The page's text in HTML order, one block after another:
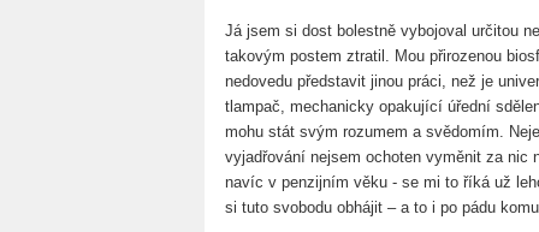
Já jsem si dost bolestně vybojoval určitou
takovým postem ztratil. Mou přirozenou
nedovedu představit jinou práci, než je
tlampač, mechanicky opakující úřední
mohu stát svým rozumem a svědomím.
vyjadřování nejsem ochoten vyměnit za nic
navíc v penzijním věku - se mi to říká už
si tuto svobodu obhájit – a to i po pádu